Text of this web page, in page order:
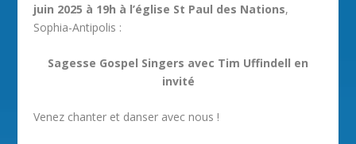
juin 2025 à 19h à l’église St Paul des Nations,
Sophia-Antipolis :
Sagesse Gospel Singers avec Tim Uffindell en
invité
Venez chanter et danser avec nous !